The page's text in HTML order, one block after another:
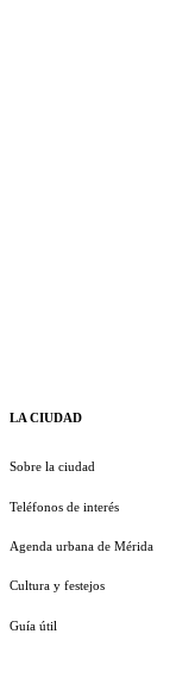
LA CIUDAD
Sobre la ciudad
Teléfonos de interés
Agenda urbana de Mérida
Cultura y festejos
Guía útil